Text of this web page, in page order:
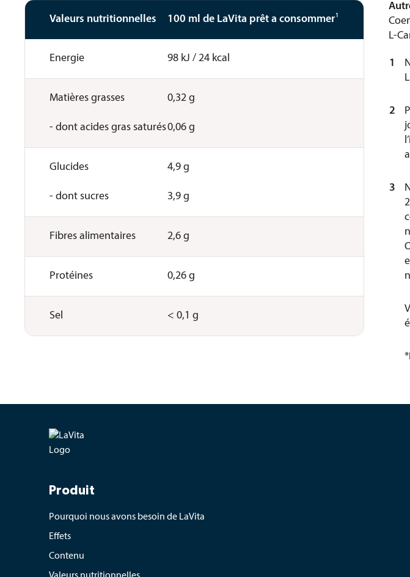
Valeurs nutritionnelles 100 ml de LaVita prêt a consommer 1
Energie 98 kJ / 24 kcal
Matières grasses
- dont acides gras saturés
0,32 g
0,06 g
Glucides
- dont sucres
4,9 g
3,9 g
Fibres alimentaires 2,6 g
Protéines 0,26 g
Sel < 0,1 g
L-
1
2
3
Produit
Pourquoi nous avons besoin de LaVita
Effets
Contenu